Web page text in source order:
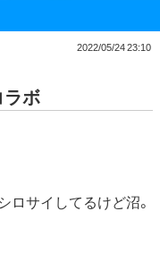
2022/05/24 23:10
ラボ
サイしてるけど沼。